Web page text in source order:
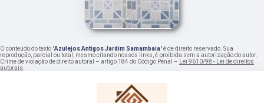
O conteúdo do texto "Azulejos Antigos Jardim Samambaia" é de direito reservado. Sua
reprodução, parcial ou total, mesmo citando nossos links, é proibida sem a autorização do autor.
Crime de violação de direito autoral – artigo 184 do Código Penal –
Lei 9610/98 - Lei de direitos
autorais